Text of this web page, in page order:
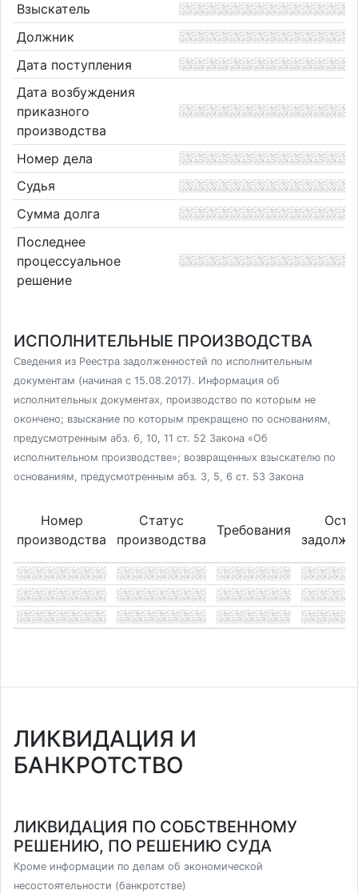
Взыскатель
Должник
Дата поступления
Дата возбуждения
приказного
производства
Номер дела
Судья
Сумма долга
Последнее
процессуальное
решение
ИСПОЛНИТЕЛЬНЫЕ ПРОИЗВОДСТВА
Сведения из Реестра задолженностей по исполнительным
документам (начиная с 15.08.2017). Информация об
исполнительных документах, производство по которым не
окончено; взыскание по которым прекращено по основаниям,
предусмотренным абз. 6, 10, 11 ст. 52 Закона «Об
исполнительном производстве»; возвращенных взыскателю по
основаниям, предусмотренным абз. 3, 5, 6 ст. 53 Закона
Номер
производства
Статус
производства
Требования
ЛИКВИДАЦИЯ И
БАНКРОТСТВО
ЛИКВИДАЦИЯ ПО СОБСТВЕННОМУ
РЕШЕНИЮ, ПО РЕШЕНИЮ СУДА
Кроме информации по делам об экономической
несостоятельности (банкротстве)